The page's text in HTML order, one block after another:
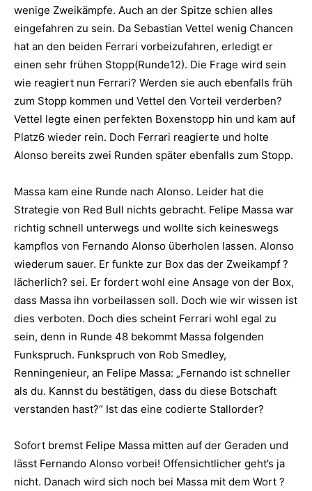
wenige Zweikämpfe. Auch an der Spitze schien alles
eingefahren zu sein. Da Sebastian Vettel wenig Chancen
hat an den beiden Ferrari vorbeizufahren, erledigt er
einen sehr frühen Stopp(Runde12). Die Frage wird sein
wie reagiert nun Ferrari? Werden sie auch ebenfalls früh
zum Stopp kommen und Vettel den Vorteil verderben?
Vettel legte einen perfekten Boxenstopp hin und kam auf
Platz6 wieder rein. Doch Ferrari reagierte und holte
Alonso bereits zwei Runden später ebenfalls zum Stopp.
Massa kam eine Runde nach Alonso. Leider hat die
Strategie von Red Bull nichts gebracht. Felipe Massa war
richtig schnell unterwegs und wollte sich keineswegs
kampflos von Fernando Alonso überholen lassen. Alonso
wiederum sauer. Er funkte zur Box das der Zweikampf ?
lächerlich? sei. Er fordert wohl eine Ansage von der Box,
dass Massa ihn vorbeilassen soll. Doch wie wir wissen ist
dies verboten. Doch dies scheint Ferrari wohl egal zu
sein, denn in Runde 48 bekommt Massa folgenden
Funkspruch. Funkspruch von Rob Smedley,
Renningenieur, an Felipe Massa: „Fernando ist schneller
als du. Kannst du bestätigen, dass du diese Botschaft
verstanden hast?“ Ist das eine codierte Stallorder?
Sofort bremst Felipe Massa mitten auf der Geraden und
lässt Fernando Alonso vorbei! Offensichtlicher geht’s ja
nicht. Danach wird sich noch bei Massa mit dem Wort ?